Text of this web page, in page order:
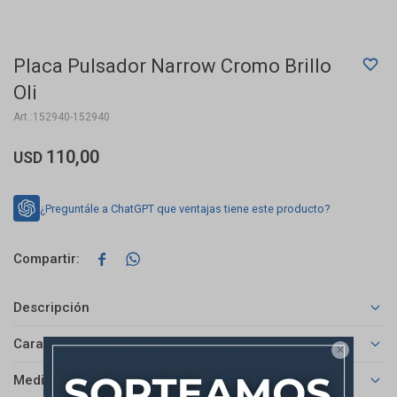

Placa Pulsador Narrow Cromo Brillo
Oli
152940-152940
USD 110,00
¿Preguntále a ChatGPT que ventajas tiene este producto?
 
Descripción
Características
Medios de pago